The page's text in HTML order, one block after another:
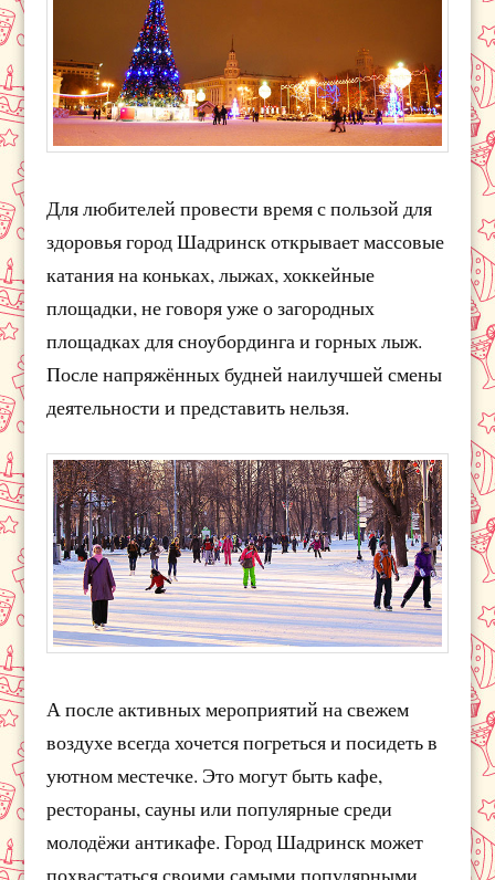
Для любителей провести время с пользой для
здоровья город Шадринск открывает массовые
катания на коньках, лыжах, хоккейные
площадки, не говоря уже о загородных
площадках для сноубординга и горных лыж.
После напряжённых будней наилучшей смены
деятельности и представить нельзя.
А после активных мероприятий на свежем
воздухе всегда хочется погреться и посидеть в
уютном местечке. Это могут быть кафе,
рестораны, сауны или популярные среди
молодёжи антикафе. Город Шадринск может